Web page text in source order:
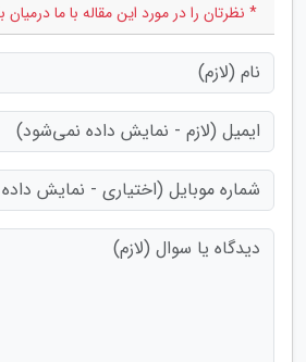
* نظرتان را در مورد این مقاله با ما درمیان